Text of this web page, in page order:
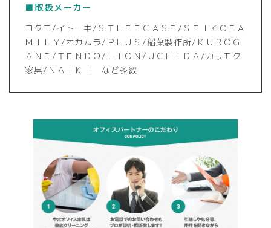
■取扱メーカー
コクヨ/イトーキ/ＳＴＬＥＥＣＡＳＥ/ＳＥＩＫＯＦＡ
ＭＩＬＹ/オカムラ/ＰＬＵＳ/稲葉製作所/ＫＵＲＯＧ
ＡＮＥ/ＴＥＮＤＯ/ＬＩＯＮ/ＵＣＨＩＤＡ/カリモク
家具/ＮＡＩＫＩ など多数